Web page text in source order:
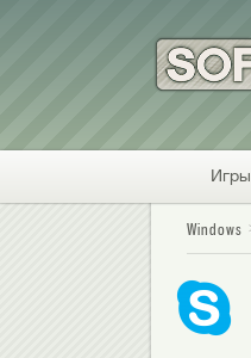
Игры
Windows